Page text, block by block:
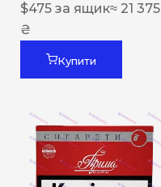
$475 за ящик≈ 21 375
₴
Купити